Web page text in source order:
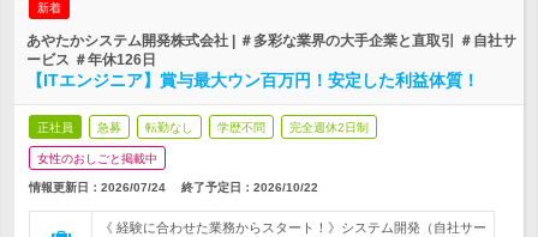
新着
あやたかシステム開発株式会社 | ＃多彩な業界の大手企業と直取引 ＃自社サ
ービス ＃年休126日
【ITエンジニア】賞与最大ウン百万円！安定した利益体質！
正社員 急募 転勤なし 学歴不問 完全週休2日制
女性のおしごと掲載中
情報更新日：2026/07/24 終了予定日： 2026/10/22
《 経験に合わせた業務からスタート！》システム開発（自社サー